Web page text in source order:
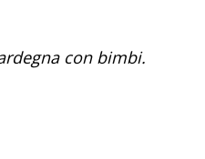
con bimbi.